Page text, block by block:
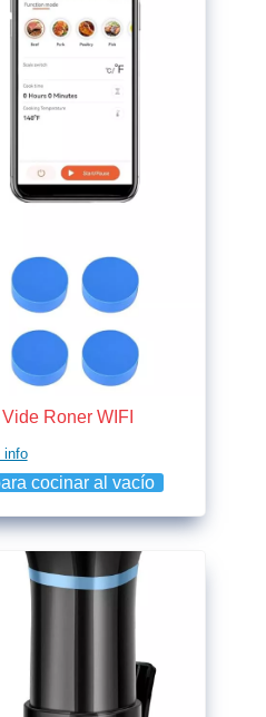
Roner WIFI
info
cocinar al vacío